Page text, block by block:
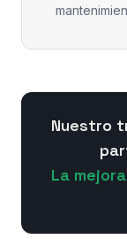
Nuestro
La